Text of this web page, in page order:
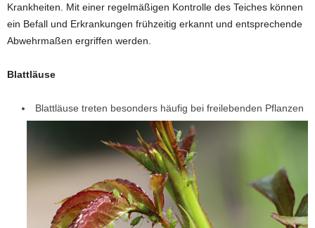
Krankheiten. Mit einer regelmäßigen Kontrolle des Teiches können
ein Befall und Erkrankungen frühzeitig erkannt und entsprechende
Abwehrmaßen ergriffen werden.
Blattläuse
Blattläuse treten besonders häufig bei freilebenden Pflanzen